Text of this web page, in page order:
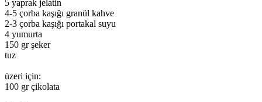
5 yaprak jelatin
4-5 çorba kaşığı granül kahve
2-3 çorba kaşığı portakal suyu
4 yumurta
150 gr şeker
tuz
üzeri için:
100 gr çikolata